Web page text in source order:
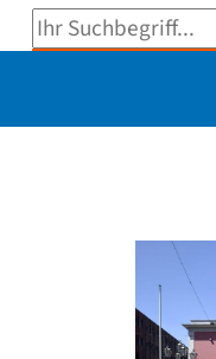
Suchbegriff